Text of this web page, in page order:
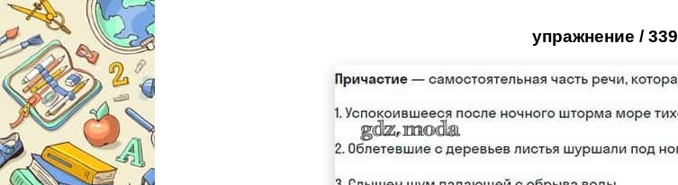
упражнение / 339